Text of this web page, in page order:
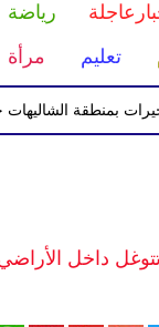
رياضة
تعليم مرأة
الشاليهات جنوب
داخل الأراضي